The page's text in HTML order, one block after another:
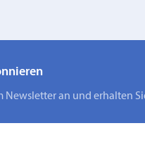
Newsletter an und erhalten